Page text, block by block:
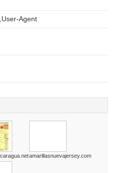
Agent
amarillasnuevajersey.com